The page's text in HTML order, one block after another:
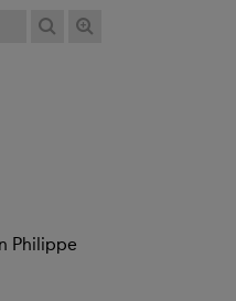
Philippe